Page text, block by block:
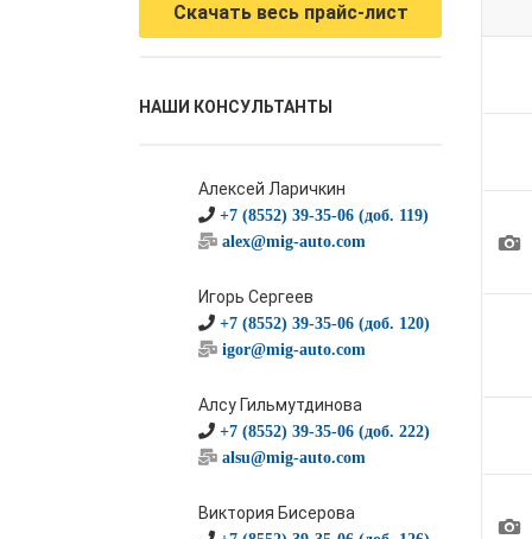
Скачать весь прайс-лист
НАШИ КОНСУЛЬТАНТЫ
Алексей Ларичкин
+7 (8552) 39-35-06 (доб. 119)
alex@mig-auto.com
Игорь Сергеев
+7 (8552) 39-35-06 (доб. 120)
igor@mig-auto.com
Алсу Гильмутдинова
+7 (8552) 39-35-06 (доб. 222)
alsu@mig-auto.com
Виктория Бисерова
1
1